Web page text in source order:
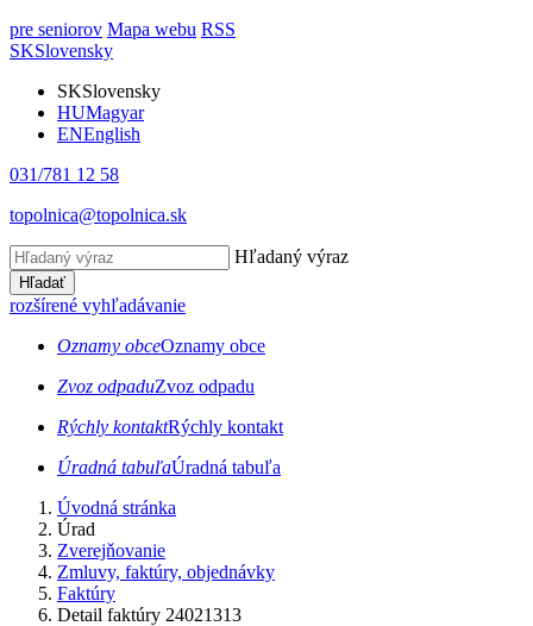
pre seniorov Mapa webu RSS
SKSlovensky
SKSlovensky
HUMagyar
ENEnglish
031/781 12 58
topolnica@topolnica.sk
Hľadaný výraz
Hľadať
rozšírené vyhľadávanie
Oznamy obceOznamy obce
Zvoz odpaduZvoz odpadu
Rýchly kontaktRýchly kontakt
Úradná tabuľaÚradná tabuľa
Úvodná stránka
Úrad
Zverejňovanie
Zmluvy, faktúry, objednávky
Faktúry
Detail faktúry 24021313